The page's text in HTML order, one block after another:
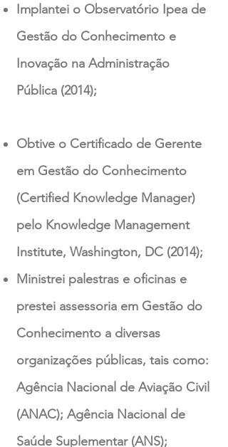
Implantei o Observatório Ipea de
Gestão do Conhecimento e
Inovação na Administração
Pública (2014);
Obtive o Certificado de Gerente
em Gestão do Conhecimento
(Certified Knowledge Manager)
pelo Knowledge Management
Institute, Washington, DC (2014);
Ministrei palestras e oficinas e
prestei assessoria em Gestão do
Conhecimento a diversas
organizações públicas, tais como:
Agência Nacional de Aviação Civil
(ANAC); Agência Nacional de
Saúde Suplementar (ANS);